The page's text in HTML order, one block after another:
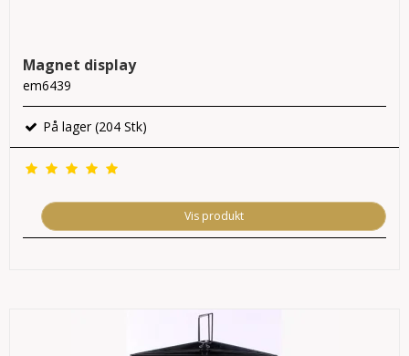
Magnet display
em6439
På lager (204 Stk)
Vis produkt